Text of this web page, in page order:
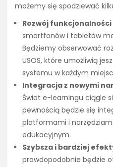
możemy się spodziewać
Rozwój
smartfonów i tabletów
Będziemy obserwować
USOS, które umożliwią
systemu w każdym
Integracja z nowymi
Świat e-learningu ciągle
pewnością będzie się
platformami i
edukacyjnym.
Szybsza i bardziej
prawdopodobnie będzie